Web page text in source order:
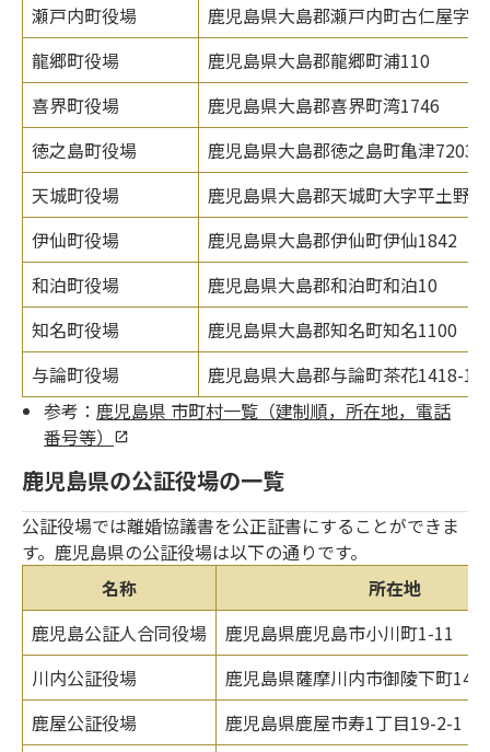
瀬戸内町役場
鹿児島県大島郡瀬戸内町古仁屋字
龍郷町役場
鹿児島県大島郡龍郷町浦110
喜界町役場
鹿児島県大島郡喜界町湾1746
徳之島町役場
鹿児島県大島郡徳之島町亀津7203
天城町役場
鹿児島県大島郡天城町大字平土野
伊仙町役場
鹿児島県大島郡伊仙町伊仙1842
和泊町役場
鹿児島県大島郡和泊町和泊10
知名町役場
鹿児島県大島郡知名町知名1100
与論町役場
鹿児島県大島郡与論町茶花1418-1
参考：鹿児島県 市町村一覧（建制順，所在地，電話
番号等）
鹿児島県の公証役場の一覧
公証役場では離婚協議書を公正証書にすることができま
す。鹿児島県の公証役場は以下の通りです。
名称
所在地
鹿児島公証人合同役場
鹿児島県鹿児島市小川町1-11
川内公証役場
鹿児島県薩摩川内市御陵下町14-1
鹿屋公証役場
鹿児島県鹿屋市寿1丁目19-2-1